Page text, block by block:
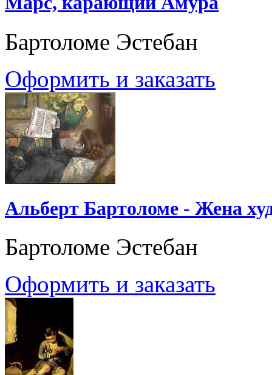
Бартоломе Эстебан
Оформить и заказать
Альберт Бартоломе - Жена
Бартоломе Эстебан
Оформить и заказать